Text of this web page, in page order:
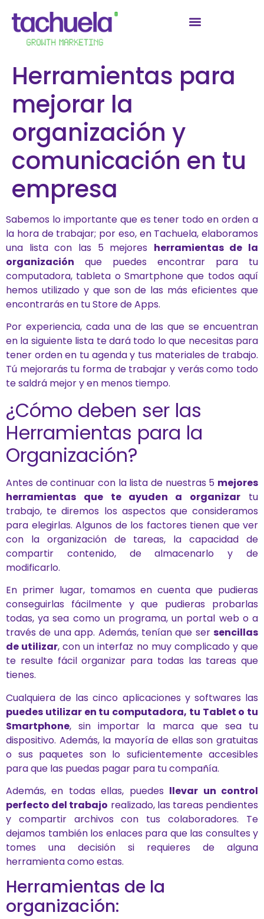
Herramientas para
mejorar la
organización y
comunicación en tu
empresa
Sabemos lo importante que es tener todo en orden a
la hora de trabajar; por eso, en Tachuela, elaboramos
una lista con las 5 mejores herramientas de la
organización que puedes encontrar para tu
computadora, tableta o Smartphone que todos aquí
hemos utilizado y que son de las más eficientes que
encontrarás en tu Store de Apps.
Por experiencia, cada una de las que se encuentran
en la siguiente lista te dará todo lo que necesitas para
tener orden en tu agenda y tus materiales de trabajo.
Tú mejorarás tu forma de trabajar y verás como todo
te saldrá mejor y en menos tiempo.
¿Cómo deben ser las
Herramientas para la
Organización?
Antes de continuar con la lista de nuestras 5 mejores
herramientas que te ayuden a organizar tu
trabajo, te diremos los aspectos que consideramos
para elegirlas. Algunos de los factores tienen que ver
con la organización de tareas, la capacidad de
compartir contenido, de almacenarlo y de
modificarlo.
En primer lugar, tomamos en cuenta que pudieras
conseguirlas fácilmente y que pudieras probarlas
todas, ya sea como un programa, un portal web o a
través de una app. Además, tenían que ser sencillas
de utilizar, con un interfaz no muy complicado y que
te resulte fácil organizar para todas las tareas que
tienes.
Cualquiera de las cinco aplicaciones y softwares las
puedes utilizar en tu computadora, tu Tablet o tu
Smartphone, sin importar la marca que sea tu
dispositivo. Además, la mayoría de ellas son gratuitas
o sus paquetes son lo suficientemente accesibles
para que las puedas pagar para tu compañía.
Además, en todas ellas, puedes llevar un control
perfecto del trabajo realizado, las tareas pendientes
y compartir archivos con tus colaboradores. Te
dejamos también los enlaces para que las consultes y
tomes una decisión si requieres de alguna
herramienta como estas.
Herramientas de la
organización: